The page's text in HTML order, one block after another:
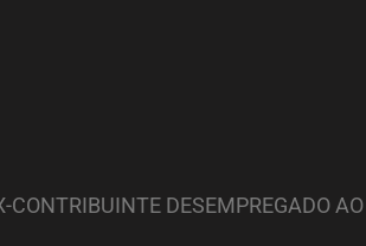
DESEMPREGADO